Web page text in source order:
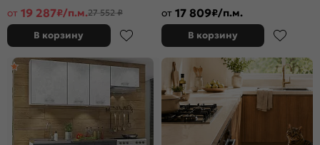
от 19 287₽/п.м.27 552 ₽
В корзину
от 17 809₽/п.м.
В корзину